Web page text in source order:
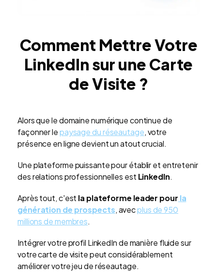
Comment Mettre Votre
LinkedIn sur une Carte
de Visite ?
Alors que le domaine numérique continue de
façonner lepaysage du réseautage, votre
présence en ligne devient un atout crucial.
Une plateforme puissante pour établir et entretenir
des relations professionnelles est LinkedIn.
Après tout, c'est la plateforme leader pour la
génération de prospects, avecplus de 950
millions de membres.
Intégrer votre profil LinkedIn de manière fluide sur
votre carte de visite peut considérablement
améliorer votre jeu de réseautage.